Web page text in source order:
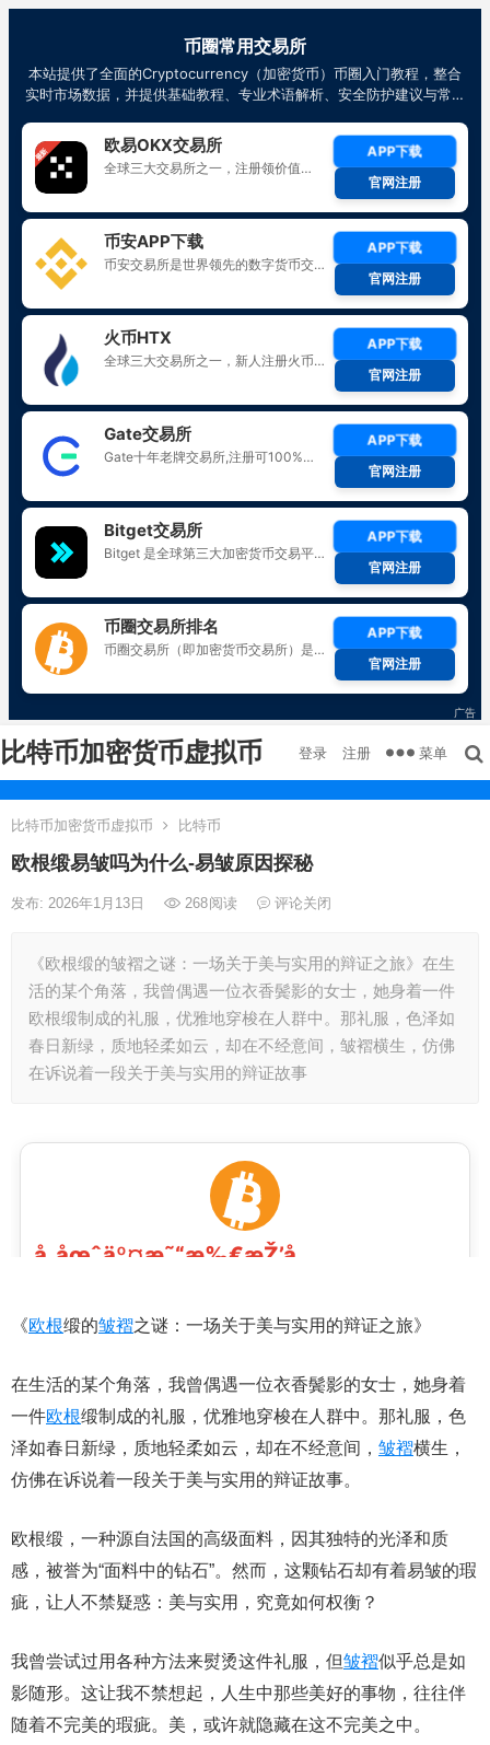
比特币加密货币虚拟币 登录 注册 菜单
比特币加密货币虚拟币 比特币
欧根缎易皱吗为什么-易皱原因探秘
发布: 2026年1月13日 268阅读 评论关闭
《欧根缎的皱褶之谜：一场关于美与实用的辩证之旅》在生
活的某个角落，我曾偶遇一位衣香鬓影的女士，她身着一件
欧根缎制成的礼服，优雅地穿梭在人群中。那礼服，色泽如
春日新绿，质地轻柔如云，却在不经意间，皱褶横生，仿佛
在诉说着一段关于美与实用的辩证故事
《欧根缎的皱褶之谜：一场关于美与实用的辩证之旅》
在生活的某个角落，我曾偶遇一位衣香鬓影的女士，她身着
一件欧根缎制成的礼服，优雅地穿梭在人群中。那礼服，色
泽如春日新绿，质地轻柔如云，却在不经意间， 皱褶横生，
仿佛在诉说着一段关于美与实用的辩证故事。
欧根缎，一种源自法国的高级面料，因其独特的光泽和质
感，被誉为“面料中的钻石”。然而，这颗钻石却有着易皱的瑕
疵，让人不禁疑惑：美与实用，究竟如何权衡？
我曾尝试过用各种方法来熨烫这件礼服，但皱褶似乎总是如
影随形。这让我不禁想起，人生中那些美好的事物，往往伴
随着不完美的瑕疵。美，或许就隐藏在这不完美之中。